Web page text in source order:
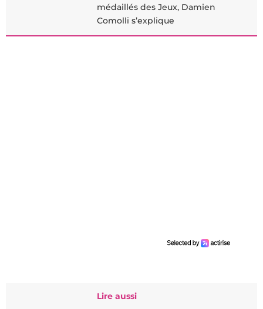
médaillés des Jeux, Damien
Comolli s’explique
Lire aussi